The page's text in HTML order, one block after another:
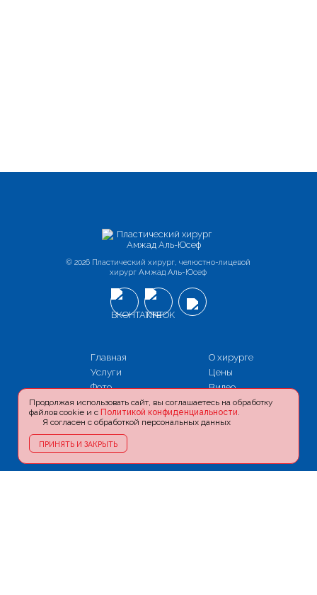
© 2026 Пластический хирург, челюстно-лицевой
хирург Амжад Аль-Юсеф
Главная
О хирурге
Услуги
Цены
Фото
Видео
Акции
Блог
Информация
Пресса и ТВ
Политика
Продолжая использовать сайт, вы соглашаетесь на обработку
файлов cookie и с Политикой конфиденциальности
Я согласен с обработкой персональных данных
ПРИНЯТЬ И ЗАКРЫТЬ